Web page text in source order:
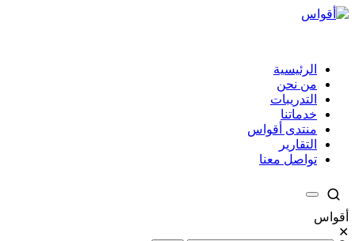
الرئيسية
من نحن
التدريبات
خدماتنا
منتدى أقواس
التقارير
تواصل معنا
أقواس
✕